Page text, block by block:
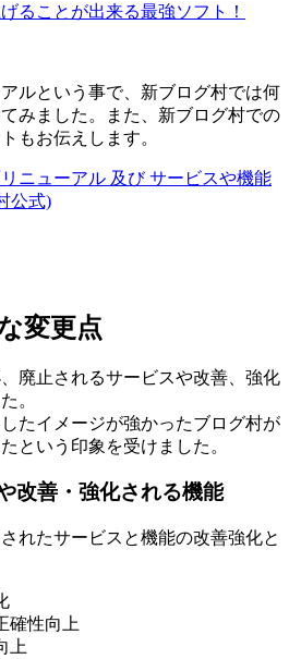
ることが出来る最強ソフト！
ルという事で、新ブログ村では何
みました。また、新ブログ村での
もお伝えします。
ニューアル 及び サービスや機能
公式)
変更点
廃止されるサービスや改善、強化
。
たイメージが強かったブログ村が
という印象を受けました。
改善・強化される機能
れたサービスと機能の改善強化と
確性向上
上